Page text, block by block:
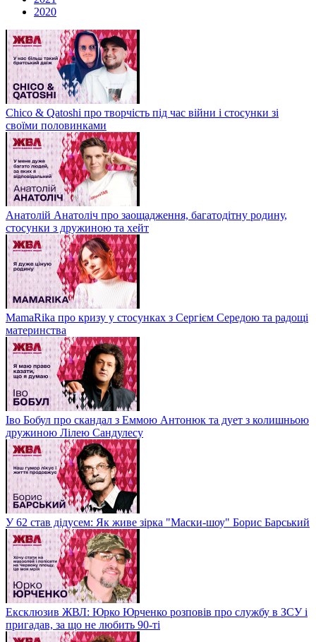
2020
Chico & Qatoshi про творчість під час війни і стосунки зі
своїми половинками
Анатолій Анатоліч про заощадження, багатодітну родину,
стосунки з дружиною та хейт
MamaRika про кризу у стосунках з Сергієм Середою та радощі
материнства
Іво Бобул про скандал з Еммою Антонюк та дует з колишньою
дружиною Лілею Сандулесу
У 62 став дідусем: Як живе зірка "Маски-шоу" Борис Барський
Ексклюзив ЖВЛ: Юрко Юрченко розповів про службу в ЗСУ і
пригадав, за що не любить 90-ті